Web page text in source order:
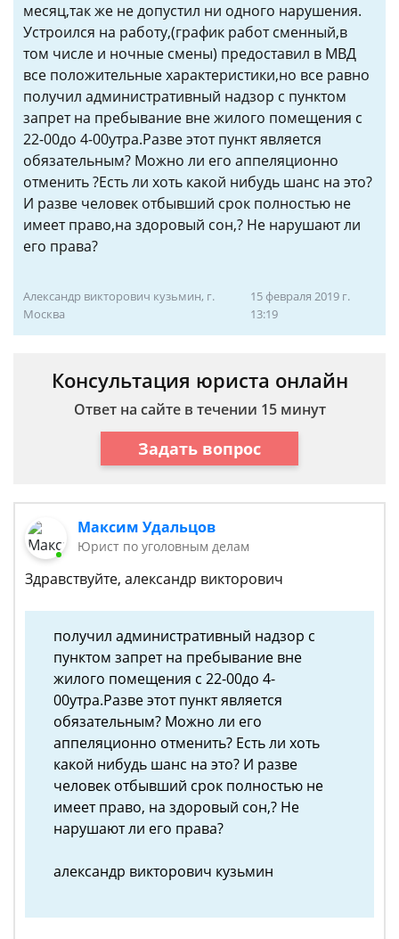
месяц,так же не допустил ни одного нарушения.
Устроился на работу,(график работ сменный,в
том числе и ночные смены) предоставил в МВД
все положительные характеристики,но все равно
получил административный надзор с пунктом
запрет на пребывание вне жилого помещения с
22-00до 4-00утра.Разве этот пункт является
обязательным? Можно ли его аппеляционно
отменить ?Есть ли хоть какой нибудь шанс на это?
И разве человек отбывший срок полностью не
имеет право,на здоровый сон,? Не нарушают ли
его права?
Александр викторович кузьмин, г.
Москва
15 февраля 2019 г.
13:19
Консультация юриста онлайн
Ответ на сайте в течении 15 минут
Задать вопрос
Максим Удальцов
Юрист по уголовным делам
Здравствуйте, александр викторович
получил административный надзор с
пунктом запрет на пребывание вне
жилого помещения с 22-00до 4-
00утра.Разве этот пункт является
обязательным? Можно ли его
аппеляционно отменить? Есть ли хоть
какой нибудь шанс на это? И разве
человек отбывший срок полностью не
имеет право, на здоровый сон,? Не
нарушают ли его права?
александр викторович кузьмин